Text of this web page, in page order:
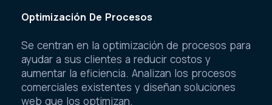
Optimización De Procesos
Se centran en la optimización de procesos para
ayudar a sus clientes a reducir costos y
aumentar la eficiencia. Analizan los procesos
comerciales existentes y diseñan soluciones
web que los optimizan.